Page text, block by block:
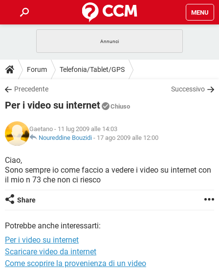
MENU
INTRATTENIMENTO ANDROID
iOS
INSTAGRAM WHATSAPP
TIKTOK
HARDWARE
GUIDE
COVID-19 GAMING
INSTAGRAM WHATSAPP
TIKTOK
HARDWARE
DOWNLOAD
COVID-19 GAMING
INTRATTENIMENTO
iOS WINDOWS 10
INSTAGRAM
TIKTOK FACEBOOK
COVID-19 GAMING
INTRATTENIMENTO
iOS
INSTAGRAM
TIKTOK
GLOSSARIO
COVID-19
INTRATTENIMENTO ANDROID
INSTAGRAM
TIKTOK
HARDWARE
Forum Telefonia/Tablet/GPS
Precedente Successivo
Per i video su internet Chiuso
Gaetano - 11 lug 2009 alle 14:03
Noureddine Bouzidi - 17 ago 2009 alle 12:00
Ciao,
Sono sempre io come faccio a vedere i video su internet con
il mio n 73 che non ci riesco
Share
Potrebbe anche interessarti:
Per i video su internet
Scaricare video da internet
Come scoprire la provenienza di un video